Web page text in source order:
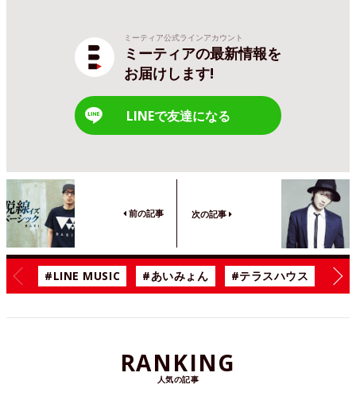
ミーティア公式ラインアカウント
ミーティアの最新情報を
お届けします!
LINEで友達になる
前の記事 次の記事
#LINE MUSIC #あいみょん #テラスハウス #漫
RANKING
人気の記事